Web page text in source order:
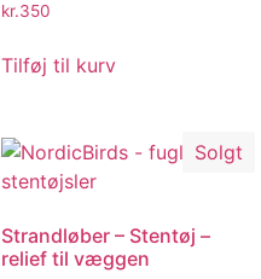
kr.350
Tilføj til kurv
Solgt
Strandløber – Stentøj –
relief til væggen